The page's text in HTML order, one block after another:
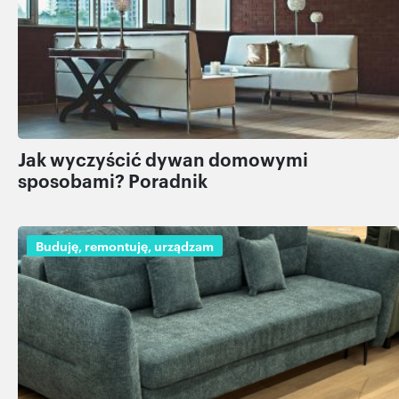
otrzymanymi od Ciebie lub uzyskanymi podczas
korzystania z ich usług.
Jak wyczyścić dywan domowymi
sposobami? Poradnik
Buduję, remontuję, urządzam